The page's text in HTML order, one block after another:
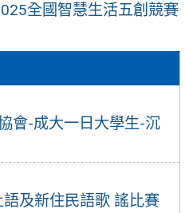
會-成大一日大學生-沉
及新住民語歌 謠比賽
全國智慧生活五創競賽